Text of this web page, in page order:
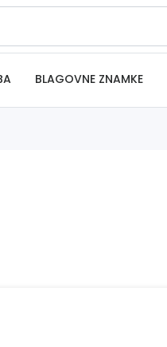
BLAGOVNE ZNAMKE